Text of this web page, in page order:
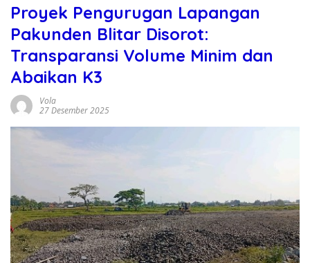
Proyek Pengurugan Lapangan
Pakunden Blitar Disorot:
Transparansi Volume Minim dan
Abaikan K3
Vola
27 Desember 2025